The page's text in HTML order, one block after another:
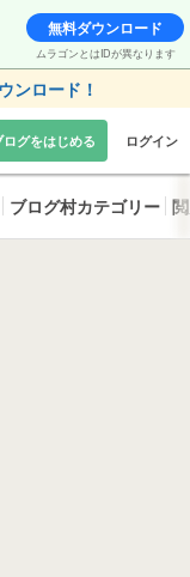
無料ダウンロード
ムラゴンとはIDが異なります
ンロード！
ログをはじめる ログイン
ブログ村カテゴリー